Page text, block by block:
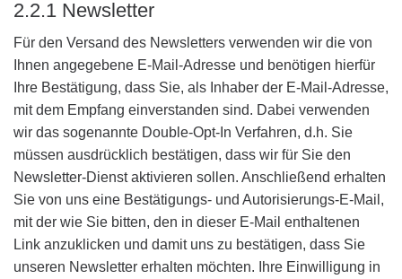
2.2.1 Newsletter
Für den Versand des Newsletters verwenden wir die von
Ihnen angegebene E-Mail-Adresse und benötigen hierfür
Ihre Bestätigung, dass Sie, als Inhaber der E-Mail-Adresse,
mit dem Empfang einverstanden sind. Dabei verwenden
wir das sogenannte Double-Opt-In Verfahren, d.h. Sie
müssen ausdrücklich bestätigen, dass wir für Sie den
Newsletter-Dienst aktivieren sollen. Anschließend erhalten
Sie von uns eine Bestätigungs- und Autorisierungs-E-Mail,
mit der wie Sie bitten, den in dieser E-Mail enthaltenen
Link anzuklicken und damit uns zu bestätigen, dass Sie
unseren Newsletter erhalten möchten. Ihre Einwilligung in